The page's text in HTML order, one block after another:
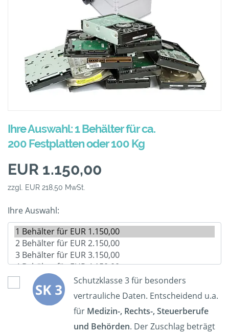
Ihre Auswahl: 1 Behälter für ca.
200 Festplatten oder 100 Kg
EUR 1.150,00
zzgl. EUR 218,50 MwSt.
Ihre Auswahl:
Schutzklasse 3 für besonders
vertrauliche Daten. Entscheidend u.a.
für Medizin-, Rechts-, Steuerberufe
und Behörden. Der Zuschlag beträgt